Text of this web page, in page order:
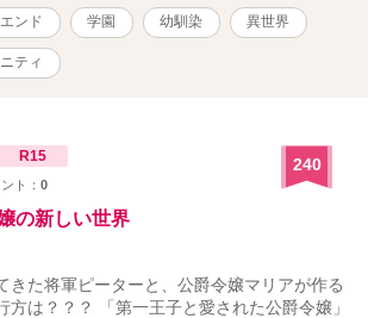
るがしていく。 これは、ガラスの靴を履かな
令嬢が、自分の足で未来を選ぶ物語。
ンド 学園 幼馴染 異世界
ティ
R15
ト： 0
240
の新しい世界
きた将軍ピーターと、公爵令嬢マリアが作る
は？？？ 「第一王子と愛された公爵令嬢」